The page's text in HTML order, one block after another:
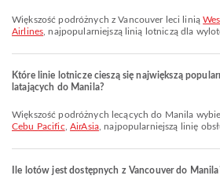
Większość podróżnych z Vancouver leci linią
Airlines , najpopularniejszą linią lotniczą dla
Które linie lotnicze cieszą się największą
latających do Manila?
Większość podróżnych lecących do Manila
Cebu Pacific AirAsia, najpopularniejszą linię
Ile lotów jest dostępnych z Vancouver do